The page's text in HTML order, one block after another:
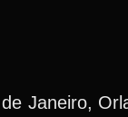
Janeiro,